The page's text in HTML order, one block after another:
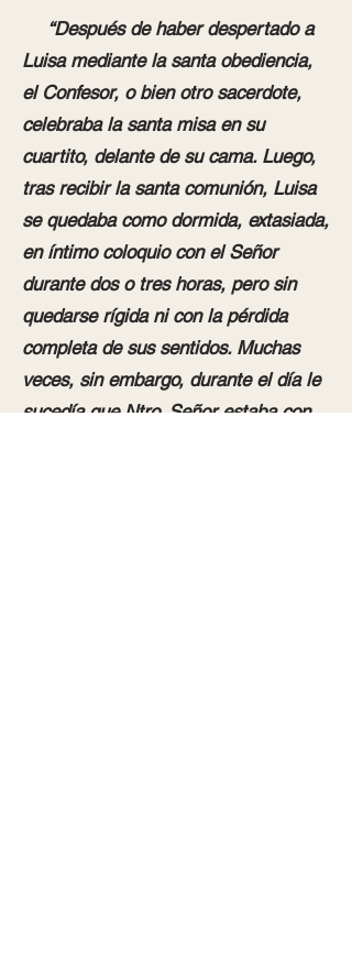
“Después de haber despertado a
Luisa mediante la santa obediencia,
el Confesor, o bien otro sacerdote,
celebraba la santa misa en su
cuartito, delante de su cama. Luego,
tras recibir la santa comunión, Luisa
se quedaba como dormida, extasiada,
en íntimo coloquio con el Señor
durante dos o tres horas, pero sin
quedarse rígida ni con la pérdida
completa de sus sentidos. Muchas
veces, sin embargo, durante el día le
sucedía que Ntro. Señor estaba con